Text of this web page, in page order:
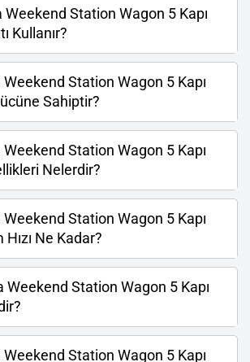
Station Wagon 5 Kapı
Kullanır?
Station Wagon 5 Kapı
Sahiptir?
Station Wagon 5 Kapı
Nelerdir?
Station Wagon 5 Kapı
Ne Kadar?
Weekend Station Wagon 5 Kapı
Station Wagon 5 Kapı